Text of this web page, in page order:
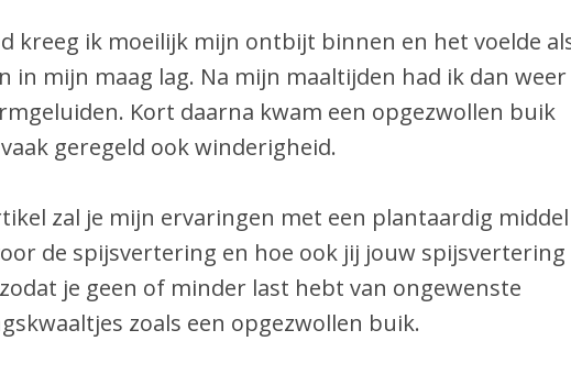
kreeg ik moeilijk mijn ontbijt binnen en het voelde
in mijn maag lag. Na mijn maaltijden had ik dan
Kort daarna kwam een opgezwollen buik
geregeld ook winderigheid.
zal je mijn ervaringen met een plantaardig middel
de spijsvertering en hoe ook jij jouw spijsvertering
je geen of minder last hebt van ongewenste
zoals een opgezwollen buik.